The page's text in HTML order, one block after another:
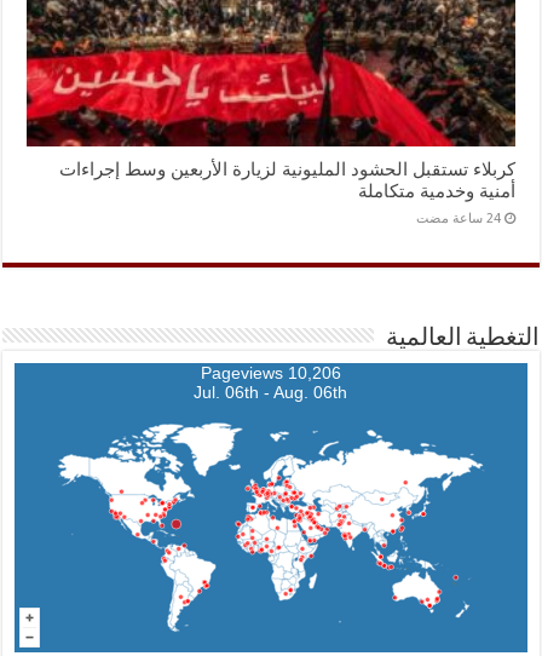
كربلاء تستقبل الحشود المليونية لزيارة الأربعين وسط إجراءات
أمنية وخدمية متكاملة
‏24 ساعة مضت
التغطية العالمية
10,206 Pageviews
Jul. 06th - Aug. 06th